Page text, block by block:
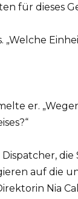
für dieses
„Welche
er.
Dispatcher,
auf die
Nia